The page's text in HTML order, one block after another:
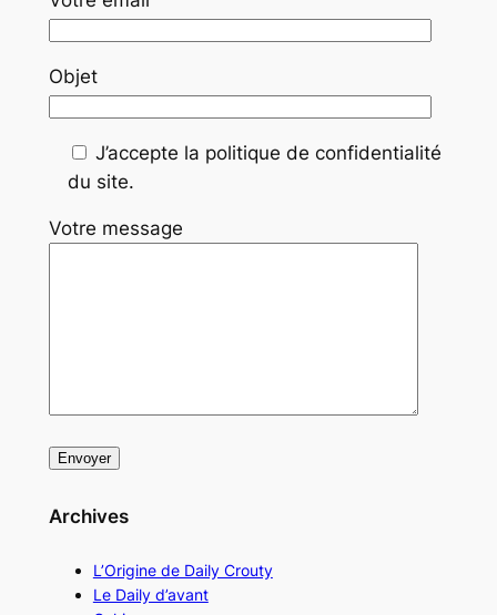
Objet
J’accepte la politique de confidentialité
du site.
Votre message
Archives
L’Origine de Daily Crouty
Le Daily d’avant